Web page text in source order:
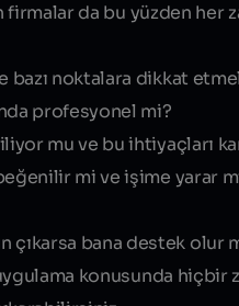
firmalar da bu yüzden her
noktalara dikkat
profesyonel mi?
mu ve bu ihtiyaçları
mi ve işime yarar
çıkarsa bana destek olur
konusunda hiçbir